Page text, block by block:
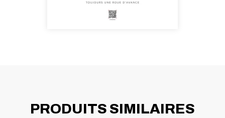
PRODUITS SIMILAIRES